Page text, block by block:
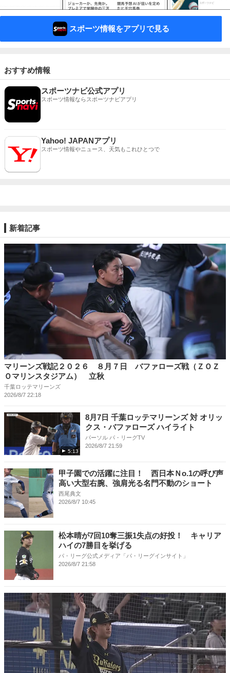
スポーツ情報をアプリで見る
おすすめ情報
スポーツナビ公式アプリ
スポーツ情報ならスポーツナビアプリ
Yahoo! JAPANアプリ
スポーツ情報やニュース、天気もこれひとつで
新着記事
マリーンズ戦記２０２６ ８月７日 バファローズ戦（ＺＯＺ
Ｏマリンスタジアム） 立秋
千葉ロッテマリーンズ
2026/8/7 22:18
5:13
8月7日 千葉ロッテマリーンズ 対 オリッ
クス・バファローズ ハイライト
パーソル パ・リーグTV
2026/8/7 21:59
甲子園での活躍に注目！ 西日本Ｎo.1の呼び声
高い大型右腕、強肩光る名門不動のショート
西尾典文
2026/8/7 10:45
松本晴が7回10奪三振1失点の好投！ キャリア
ハイの7勝目を挙げる
パ・リーグ公式メディア「パ・リーグインサイト」
2026/8/7 21:58